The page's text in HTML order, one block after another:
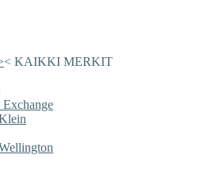
< KAIKKI MERKIT